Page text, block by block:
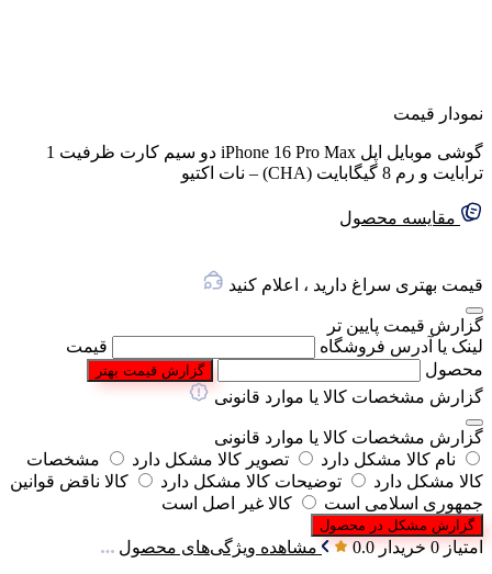
نمودار قیمت
گوشی موبایل اپل iPhone 16 Pro Max دو سیم کارت ظرفیت 1
ترابایت و رم 8 گیگابایت (CHA) – نات اکتیو
مقایسه محصول
قیمت بهتری سراغ دارید ، اعلام کنید
گزارش قیمت پایین تر
لینک یا آدرس فروشگاه
قیمت
محصول
گزارش قیمت بهتر
گزارش مشخصات کالا یا موارد قانونی
گزارش مشخصات کالا یا موارد قانونی
نام کالا مشکل دارد
تصویر کالا مشکل دارد
مشخصات
کالا مشکل دارد
توضیحات کالا مشکل دارد
کالا ناقض قوانین
جمهوری اسلامی است
کالا غیر اصل است
گزارش مشکل در محصول
امتیاز 0 خریدار 0.0 مشاهده ویژگی‌های محصول